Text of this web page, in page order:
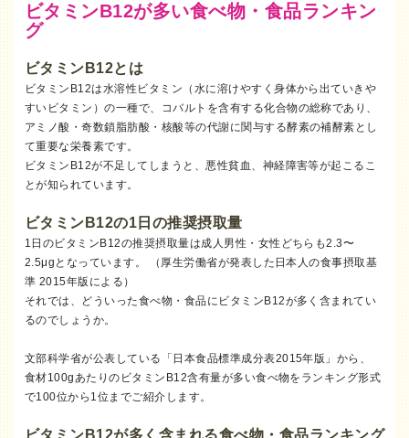
ビタミンB12が多い食べ物・食品ランキン
グ
ビタミンB12とは
ビタミンB12は水溶性ビタミン（水に溶けやすく身体から出ていきや
すいビタミン）の一種で、コバルトを含有する化合物の総称であり、
アミノ酸・奇数鎖脂肪酸・核酸等の代謝に関与する酵素の補酵素とし
て重要な栄養素です。
ビタミンB12が不足してしまうと、悪性貧血、神経障害等が起こるこ
とが知られています。
ビタミンB12の1日の推奨摂取量
1日のビタミンB12の推奨摂取量は成人男性・女性どちらも2.3〜
2.5μgとなっています。 （厚生労働省が発表した日本人の食事摂取基
準 2015年版による）
それでは、どういった食べ物・食品にビタミンB12が多く含まれてい
るのでしょうか。
文部科学省が公表している「日本食品標準成分表2015年版」から、
食材100gあたりのビタミンB12含有量が多い食べ物をランキング形式
で100位から1位までご紹介します。
ビタミンB12が多く含まれる食べ物・食品ランキング